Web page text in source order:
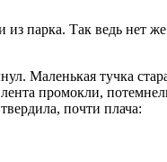
парка. Так ведь нет
тучка
промокли,
почти плача: